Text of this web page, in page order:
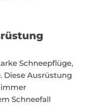
Schneepflüge,
Diese Ausrüstung
Schneefall